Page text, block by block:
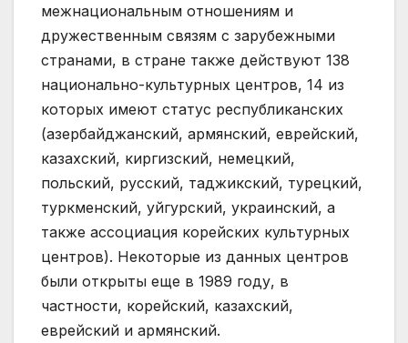
межнациональным отношениям и
дружественным связям с зарубежными
странами, в стране также действуют 138
национально-культурных центров, 14 из
которых имеют статус республиканских
(азербайджанский, армянский, еврейский,
казахский, киргизский, немецкий,
польский, русский, таджикский, турецкий,
туркменский, уйгурский, украинский, а
также ассоциация корейских культурных
центров). Некоторые из данных центров
были открыты еще в 1989 году, в
частности, корейский, казахский,
еврейский и армянский.